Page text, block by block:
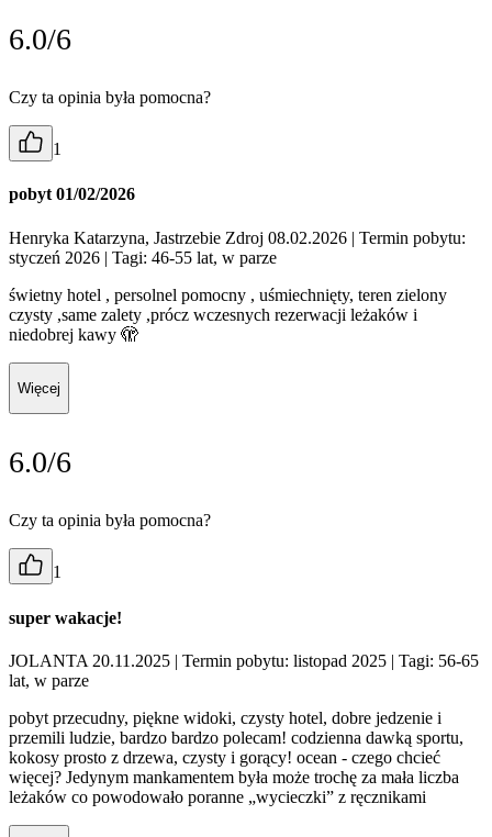
6.0/6
Czy ta opinia była pomocna?
1
pobyt 01/02/2026
Henryka Katarzyna, Jastrzebie Zdroj 08.02.2026 | Termin pobytu:
styczeń 2026 | Tagi: 46-55 lat, w parze
świetny hotel , persolnel pomocny , uśmiechnięty, teren zielony
czysty ,same zalety ,prócz wczesnych rezerwacji leżaków i
niedobrej kawy 🫣
Więcej
6.0/6
Czy ta opinia była pomocna?
1
super wakacje!
JOLANTA 20.11.2025 | Termin pobytu: listopad 2025 | Tagi: 56-65
lat, w parze
pobyt przecudny, piękne widoki, czysty hotel, dobre jedzenie i
przemili ludzie, bardzo bardzo polecam! codzienna dawką sportu,
kokosy prosto z drzewa, czysty i gorący! ocean - czego chcieć
więcej? Jedynym mankamentem była może trochę za mała liczba
leżaków co powodowało poranne „wycieczki” z ręcznikami